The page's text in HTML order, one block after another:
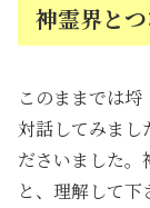
神霊界と
このままでは埒
対話してみまし
ださいました。
と、理解して